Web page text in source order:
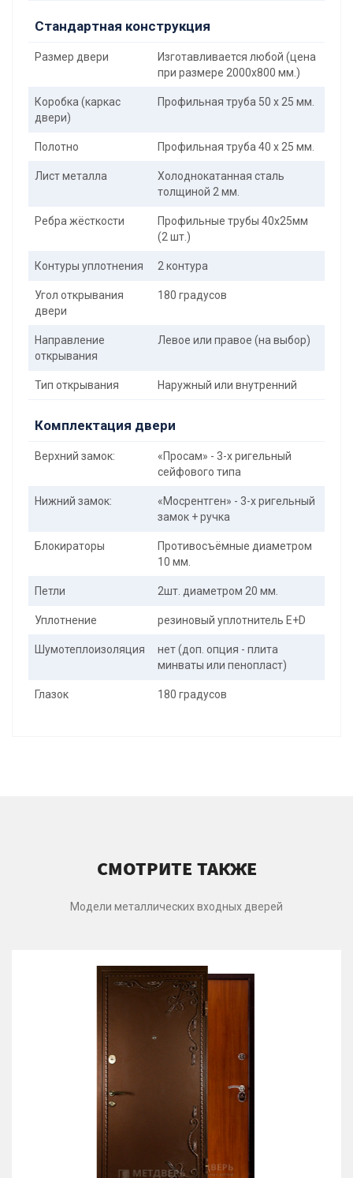
Стандартная конструкция
Размер двери
Изготавливается любой (цена
при размере 2000x800 мм.)
Коробка (каркас
двери)
Профильная труба 50 х 25 мм.
Полотно Профильная труба 40 х 25 мм.
Лист металла
Холоднокатанная сталь
толщиной 2 мм.
Ребра жёсткости
Профильные трубы 40х25мм
(2 шт.)
Контуры уплотнения 2 контура
Угол открывания
двери
180 градусов
Направление
открывания
Левое или правое (на выбор)
Тип открывания Наружный или внутренний
Комплектация двери
Верхний замок:
«Просам» - 3-х ригельный
сейфового типа
Нижний замок:
«Мосрентген» - 3-х ригельный
замок + ручка
Блокираторы
Противосъёмные диаметром
10 мм.
Петли 2шт. диаметром 20 мм.
Уплотнение резиновый уплотнитель E+D
Шумотеплоизоляция
нет (доп. опция - плита
минваты или пенопласт)
Глазок 180 градусов
СМОТРИТЕ ТАКЖЕ
Модели металлических входных дверей